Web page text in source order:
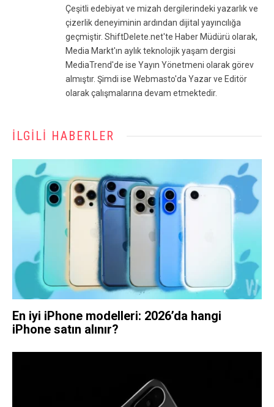
Çeşitli edebiyat ve mizah dergilerindeki yazarlık ve
çizerlik deneyiminin ardından dijital yayıncılığa
geçmiştir. ShiftDelete.net'te Haber Müdürü olarak,
Media Markt'ın aylık teknolojik yaşam dergisi
MediaTrend'de ise Yayın Yönetmeni olarak görev
almıştır. Şimdi ise Webmasto'da Yazar ve Editör
olarak çalışmalarına devam etmektedir.
İLGILI HABERLER
En iyi iPhone modelleri: 2026’da hangi
iPhone satın alınır?